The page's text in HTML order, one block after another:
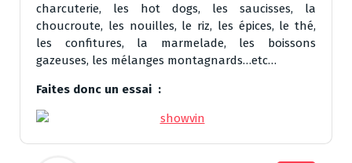
charcuterie, les hot dogs, les saucisses, la
choucroute, les nouilles, le riz, les épices, le thé,
les confitures, la marmelade, les boissons
gazeuses, les mélanges montagnards…etc…
Faites donc un essai :